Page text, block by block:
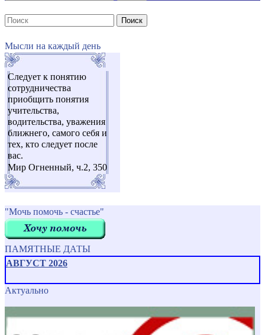
Поиск
Мысли на каждый день
Следует к понятию
сотрудничества
приобщить понятия
учительства,
водительства, уважения
ближнего, самого себя и
тех, кто следует после
вас.
Мир Огненный, ч.2, 350
"Мочь помочь - счастье"
ПАМЯТНЫЕ ДАТЫ
АВГУСТ 2026
Актуально